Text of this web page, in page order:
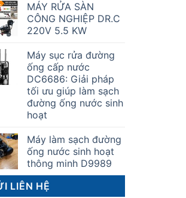
MÁY RỬA SÀN
CÔNG NGHIỆP DR.C
220V 5.5 KW
Máy sục rửa đường
ống cấp nước
DC6686: Giải pháp
tối ưu giúp làm sạch
đường ống nước sinh
hoạt
Máy làm sạch đường
ống nước sinh hoạt
thông minh D9989
LIÊN HỆ